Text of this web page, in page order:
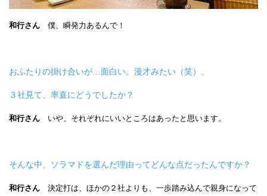
和行さん 僕、瞬発力あるんで！
おふたりの掛け合いが…面白い。漫才みたい（笑）。
３社見て、率直にどうでしたか？
和行さん いや、それぞれにいいところはあったと思います。
そんな中、ソラマドを選んだ理由ってどんな点だったんですか？
和行さん 決定打は、ほかの２社よりも、一歩踏み込んで親身になって